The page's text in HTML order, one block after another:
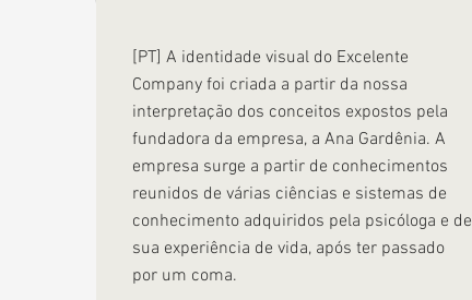
[PT] A identidade visual do Excelente
Company foi criada a partir da nossa
interpretação dos conceitos expostos pela
fundadora da empresa, a Ana Gardênia. A
empresa surge a partir de conhecimentos
reunidos de várias ciências e sistemas de
conhecimento adquiridos pela psicóloga e de
sua experiência de vida, após ter passado
por um coma.